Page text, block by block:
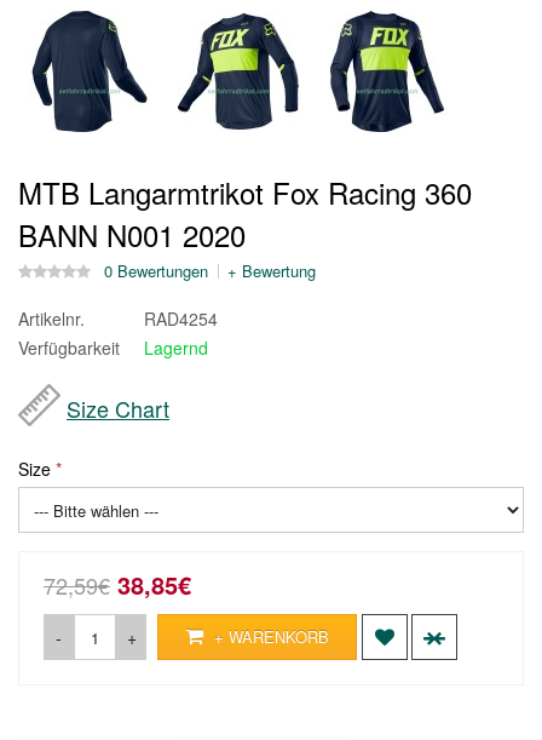
MTB Langarmtrikot Fox Racing 360
BANN N001 2020
0 Bewertungen + Bewertung
Artikelnr.
RAD4254
Verfügbarkeit
Lagernd
Size Chart
Size
72,59€ 38,85€
- + + WARENKORB